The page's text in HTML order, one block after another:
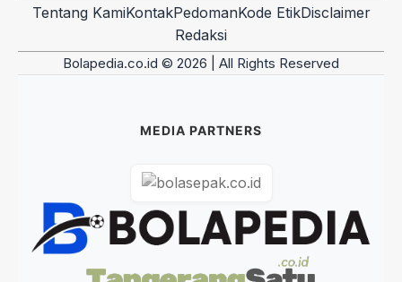
Tentang KamiKontakPedomanKode EtikDisclaimer
Redaksi
Bolapedia.co.id © 2026 | All Rights Reserved
MEDIA PARTNERS